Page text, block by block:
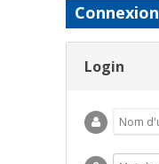
Connexion
Login